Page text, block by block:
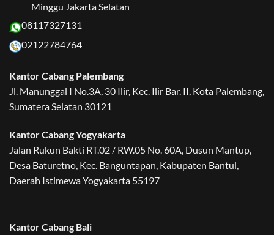
Minggu Jakarta Selatan
08117327131
02122784764
Kantor Cabang Palembang
Jl. Manunggal I No.3A, 30 Ilir, Kec. Ilir Bar. II, Kota Palembang,
Sumatera Selatan 30121
Kantor Cabang Yogyakarta
Jalan Rukun Bakti RT.02 / RW.05 No. 60A, Dusun Mantup,
Desa Baturetno, Kec. Banguntapan, Kabupaten Bantul,
Daerah Istimewa Yogyakarta 55197
Kantor Cabang Bali